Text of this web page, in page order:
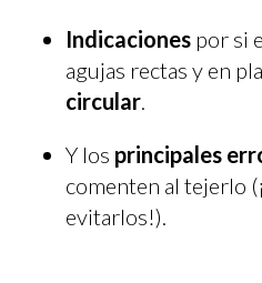
Indicacionespor si
agujas rectas y en
circular.
Y los principales
comenten al tejerlo
evitarlos!).